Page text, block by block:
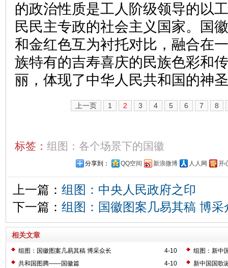
的政治性质是工人阶级领导的以
民民主专政的社会主义国家。国
和金红色互为衬托对比，融合在
族特有的吉寿喜庆的民族色彩和
丽，体现了中华人民共和国的神
上一页 1 2 3 4 5 6 7 8
标签： 组图：各个场景下的国徽
分享到： QQ空间 新浪微博 人人网 开
上一篇： 组图：中央人民政府之印
下一篇： 组图：国徽图案几易其稿 博采
相关文章
4-10
组图：国徽图案几易其稿 博采众长
组图：新中
4-10
共和国图腾——国徽篇
新中国国歌